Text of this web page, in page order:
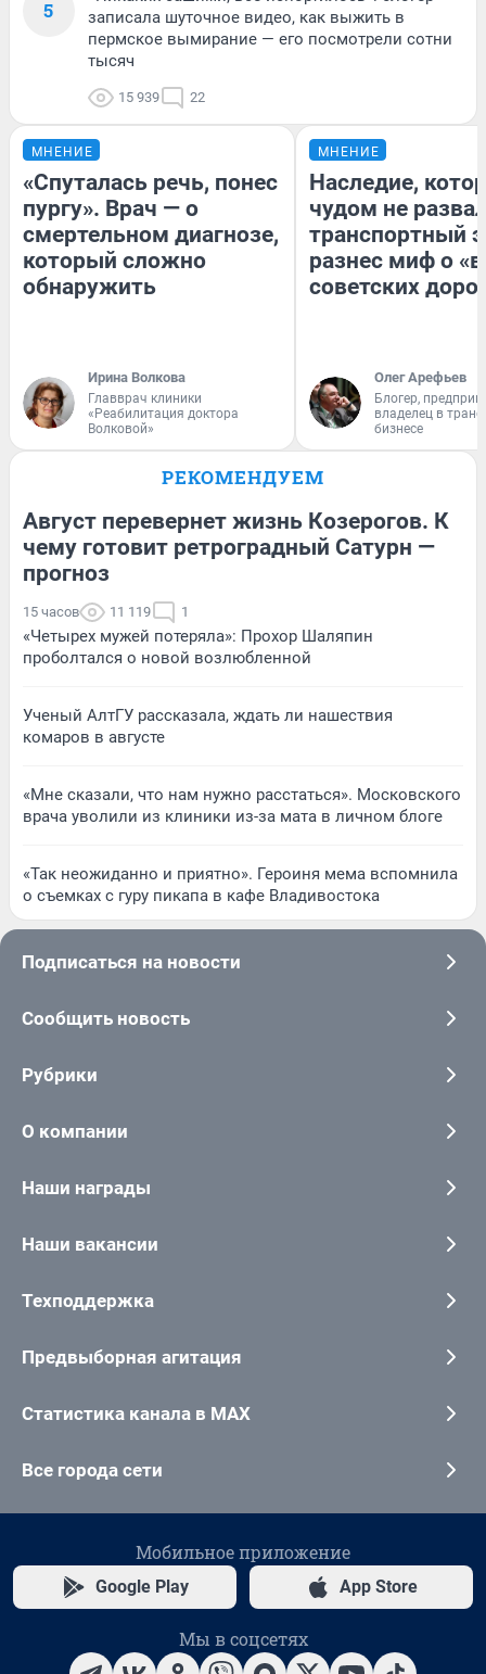
5
записала шуточное видео, как выжить в
пермское вымирание — его посмотрели сотни
тысяч
15 939 22
МНЕНИЕ
«Спуталась речь, понес
пургу». Врач — о
смертельном диагнозе,
который сложно
обнаружить
Ирина Волкова
Главврач клиники
«Реабилитация доктора
Волковой»
МНЕНИЕ
Наследие,
чудом не
транспортный
разнес миф о
советских
Олег Арефьев
Блогер,
владелец в
бизнесе
РЕКОМЕНДУЕМ
Август перевернет жизнь Козерогов. К
чему готовит ретроградный Сатурн —
прогноз
15 часов 11 119 1
«Четырех мужей потеряла»: Прохор Шаляпин
проболтался о новой возлюбленной
Ученый АлтГУ рассказала, ждать ли нашествия
комаров в августе
«Мне сказали, что нам нужно расстаться». Московского
врача уволили из клиники из-за мата в личном блоге
«Так неожиданно и приятно». Героиня мема вспомнила
о съемках с гуру пикапа в кафе Владивостока
Подписаться на новости
Сообщить новость
Рубрики
О компании
Наши награды
Наши вакансии
Техподдержка
Предвыборная агитация
Статистика канала в MAX
Все города сети
Мобильное приложение
Google Play App Store
Мы в соцсетях